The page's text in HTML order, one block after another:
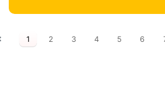
1 2 3 4 5 6